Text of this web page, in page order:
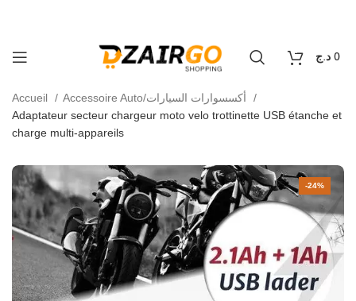
0 0 د.ج
Accueil
Adaptateur secteur chargeur moto velo trottinette USB étanche et
charge multi-appareils
-24%